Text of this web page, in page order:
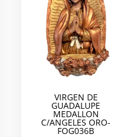
VIRGEN DE
GUADALUPE
MEDALLON
C/ANGELES ORO-
FOG036B